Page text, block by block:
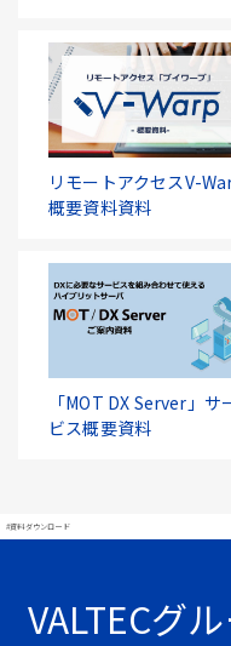
リモートアクセスV-
概要資料資料
「MOT DX Server」サ
ビス概要資料
#資料ダウンロード
VALTECグ